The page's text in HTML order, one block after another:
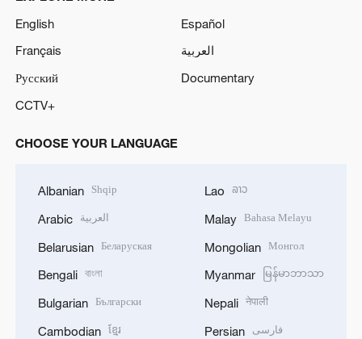
English
Español
Français
العربية
Русский
Documentary
CCTV+
CHOOSE YOUR LANGUAGE
Albanian Shqip
Arabic العربية
Belarusian Беларуская
Bengali বাংলা
Bulgarian Български
Cambodian ខ្មែរ
Lao ລາວ
Malay Bahasa Melayu
Mongolian Монгол
Myanmar မြန်မာဘာသာ
Nepali नेपाली
Persian فارسی